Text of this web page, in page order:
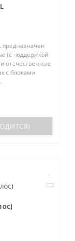
предназначен
(с поддержкой
отечественные
с блоками